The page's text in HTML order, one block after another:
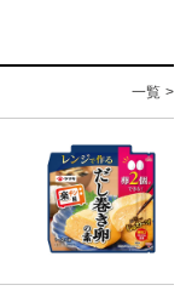
一覧 >